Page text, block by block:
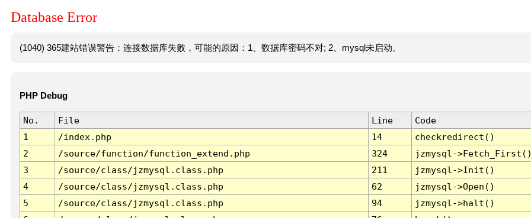
Database Error
(1040) 365建站错误警告：连接数据库失败，可能的原因：1、数据库密码不对; 2、mysql未启动。
PHP Debug
No. File Line
Code
1
/index.php 14
checkredirect()
2
/source/function/function_extend.php 324
jzmysql-
3
/source/class/jzmysql.class.php 211
jzmysql->Init()
4
/source/class/jzmysql.class.php 62
jzmysql->Open()
5
/source/class/jzmysql.class.php 94
jzmysql->halt()